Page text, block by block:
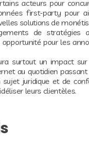
acteurs pour
first-party pour
solutions de
de stratégies
pour les
surtout un impact
au quotidien
juridique et de
leurs clientèles.